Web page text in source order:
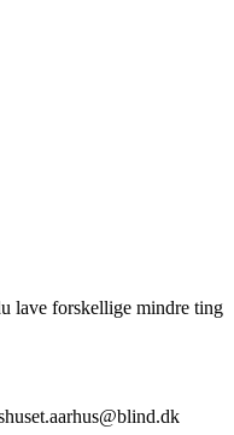
lave forskellige mindre ting